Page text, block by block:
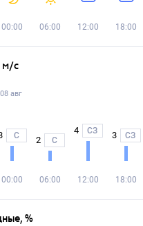
00:00 06:00 12:00 18:00
м/с
08 авг
С
00:00
2 С
06:00
4 СЗ
12:00
3 СЗ
18:00
%